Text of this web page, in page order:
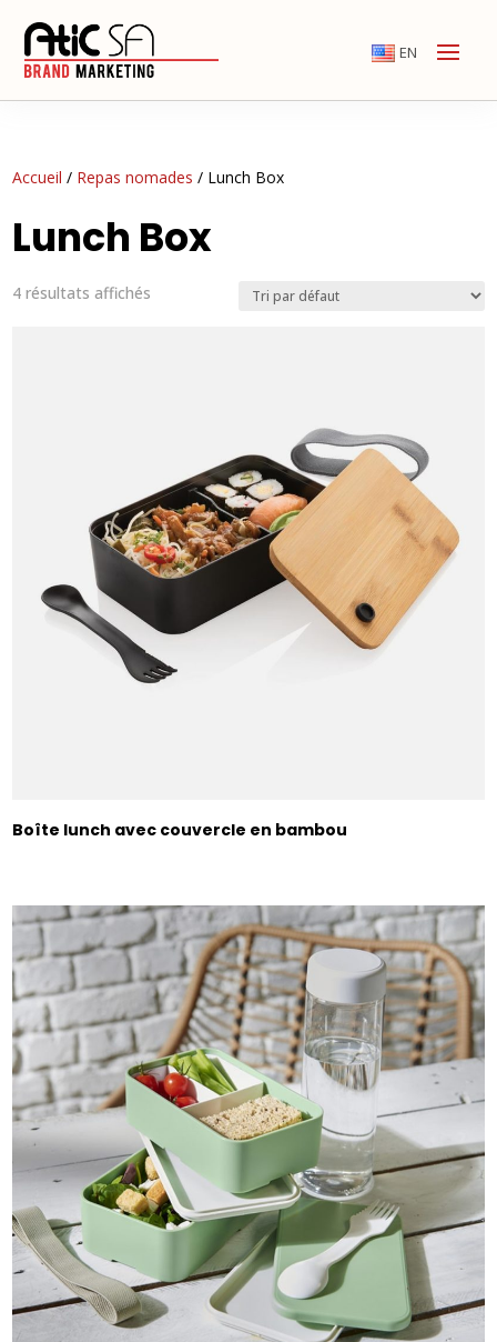
EN
Accueil / Repas nomades / Lunch Box
Lunch Box
4 résultats affichés
Boîte lunch avec couvercle en bambou